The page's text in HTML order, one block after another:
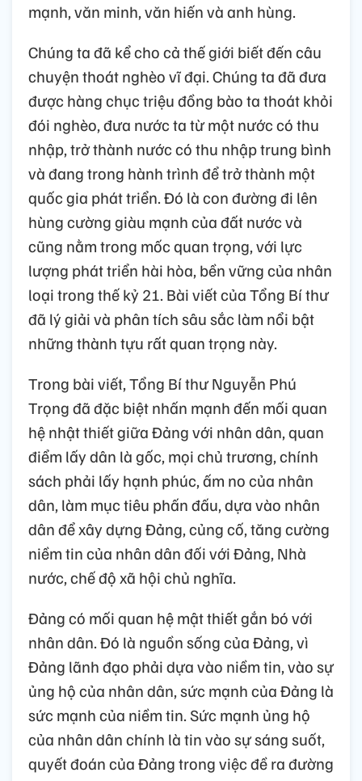
mạnh, văn minh, văn hiến và anh hùng.
Chúng ta đã kể cho cả thế giới biết đến câu
chuyện thoát nghèo vĩ đại. Chúng ta đã đưa
được hàng chục triệu đồng bào ta thoát khỏi
đói nghèo, đưa nước ta từ một nước có thu
nhập, trở thành nước có thu nhập trung bình
và đang trong hành trình để trở thành một
quốc gia phát triển. Đó là con đường đi lên
hùng cường giàu mạnh của đất nước và
cũng nằm trong mốc quan trọng, với lực
lượng phát triển hài hòa, bền vững của nhân
loại trong thế kỷ 21. Bài viết của Tổng Bí thư
đã lý giải và phân tích sâu sắc làm nổi bật
những thành tựu rất quan trọng này.
Trong bài viết, Tổng Bí thư Nguyễn Phú
Trọng đã đặc biệt nhấn mạnh đến mối quan
hệ nhật thiết giữa Đảng với nhân dân, quan
điểm lấy dân là gốc, mọi chủ trương, chính
sách phải lấy hạnh phúc, ấm no của nhân
dân, làm mục tiêu phấn đấu, dựa vào nhân
dân để xây dựng Đảng, củng cố, tăng cường
niềm tin của nhân dân đối với Đảng, Nhà
nước, chế độ xã hội chủ nghĩa.
Đảng có mối quan hệ mật thiết gắn bó với
nhân dân. Đó là nguồn sống của Đảng, vì
Đảng lãnh đạo phải dựa vào niềm tin, vào sự
ủng hộ của nhân dân, sức mạnh của Đảng là
sức mạnh của niềm tin. Sức mạnh ủng hộ
của nhân dân chính là tin vào sự sáng suốt,
quyết đoán của Đảng trong việc đề ra đường